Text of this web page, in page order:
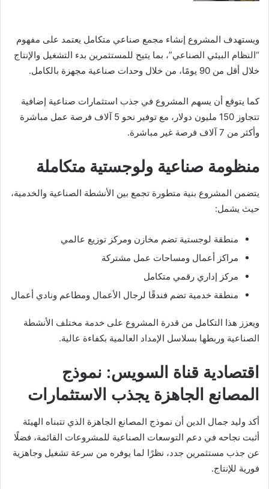
ويستهدف المشروع إنشاء مجمع صناعي متكامل يعتمد على مفهوم
“النظام البيئي الصناعي”، بما يتيح للمستثمرين بدء التشغيل والإنتاج
خلال أقل من 90 يومًا، من خلال وحدات صناعية مجهزة بالكامل.
كما يتوقع أن يسهم المشروع في جذب استثمارات صناعية إضافية
تتجاوز 150 مليون دولار، مع توفير نحو 5 آلاف فرصة عمل مباشرة
وأكثر من 7 آلاف فرصة غير مباشرة.
منظومة صناعية ولوجستية متكاملة
يتضمن المشروع بنية متطورة تجمع بين الأنشطة الصناعية والخدمية،
حيث يشمل:
منطقة لوجستية تضم مخازن ومركز توزيع عالمي
مراكز أعمال ومساحات عمل مشتركة
مركز إداري رقمي متكامل
منطقة خدمية تضم فندقًا لرجال الأعمال ومطاعم ونادي أعمال
ويعزز هذا التكامل من قدرة المشروع على خدمة مختلف الأنشطة
الصناعية وربطها بسلاسل الإمداد العالمية بكفاءة عالية.
اقتصادية قناة السويس: نموذج
المصانع الجاهزة يجذب الاستثمارات
أكد وليد جمال الدين أن نموذج المصانع الجاهزة الذي تتبناه الهيئة
أثبت نجاحه في دعم التوسعات الصناعية للمشروعات القائمة، فضلًا
عن جذب مستثمرين جدد، نظرًا لما يوفره من سرعة تشغيل وجاهزية
فورية للإنتاج.